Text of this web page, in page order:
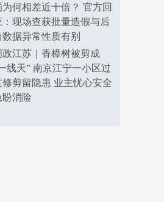
为何相差近十倍？ 官方回
：现场查获批量造假与后
数据异常性质有别
政江苏｜香樟树被剪成
线天” 南京江宁一小区过
修剪留隐患 业主忧心安全
盼消险